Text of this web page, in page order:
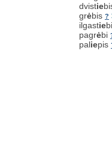
dvistie
grėbis ?
ilgastie
pagrėbi
paliepis